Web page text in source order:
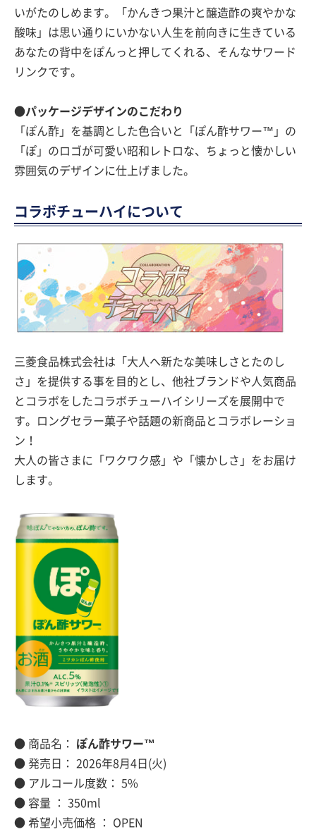
いがたのしめます。「かんきつ果汁と醸造酢の爽やかな
酸味」は思い通りにいかない人生を前向きに生きている
あなたの背中をぽんっと押してくれる、そんなサワード
リンクです。
●パッケージデザインのこだわり
「ぽん酢」を基調とした色合いと「ぽん酢サワー™」の
「ぽ」のロゴが可愛い昭和レトロな、ちょっと懐かしい
雰囲気のデザインに仕上げました。
コラボチューハイについて
三菱食品株式会社は「大人へ新たな美味しさとたのし
さ」を提供する事を目的とし、他社ブランドや人気商品
とコラボをしたコラボチューハイシリーズを展開中で
す。ロングセラー菓子や話題の新商品とコラボレーショ
ン！
大人の皆さまに「ワクワク感」や「懐かしさ」をお届け
します。
● 商品名： ぽん酢サワー™
● 発売日： 2026年8月4日(火)
● アルコール度数： 5%
● 容量 ： 350ml
● 希望小売価格 ： OPEN